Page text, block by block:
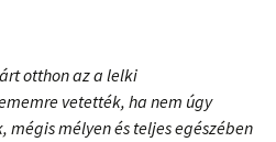
otthon az a lelki
vetették, ha nem úgy
mélyen és teljes egészében